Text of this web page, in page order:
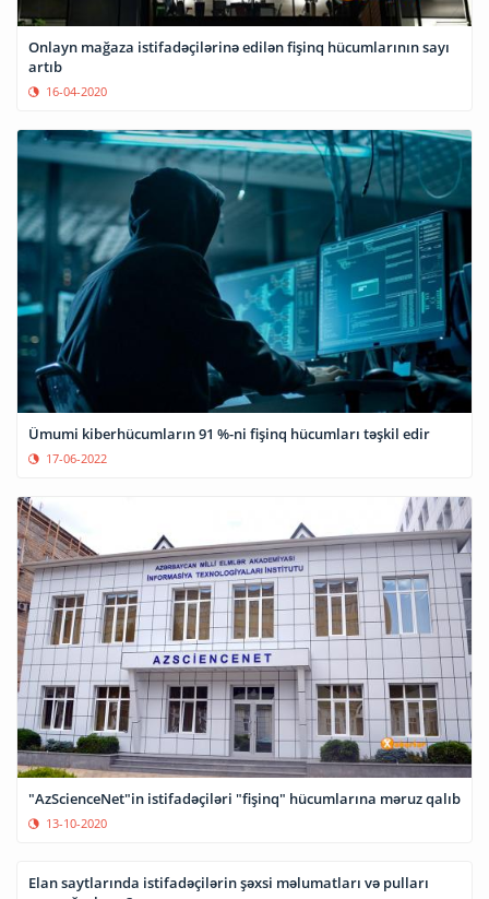
Onlayn mağaza istifadəçilərinə edilən fişinq hücumlarının sayı
artıb
16-04-2020
Ümumi kiberhücumların 91 %-ni fişinq hücumları təşkil edir
17-06-2022
"AzScienceNet"in istifadəçiləri "fişinq" hücumlarına məruz qalıb
13-10-2020